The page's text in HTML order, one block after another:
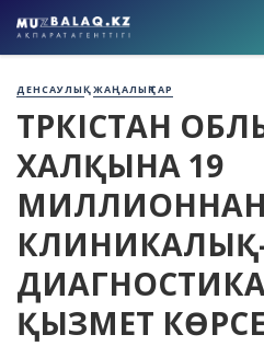
ДЕНСАУЛЫҚ ЖАҢАЛЫҚТАР
ТҮРКІСТАН
ХАЛҚЫНА 19
ҚЫЗМЕТ